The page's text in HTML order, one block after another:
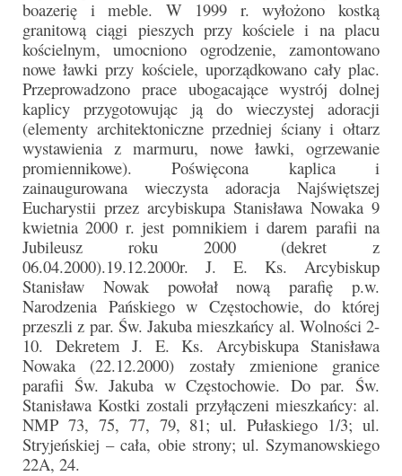
boazerię i meble. W 1999 r. wyłożono kostką
granitową ciągi pieszych przy kościele i na placu
kościelnym, umocniono ogrodzenie, zamontowano
nowe ławki przy kościele, uporządkowano cały plac.
Przeprowadzono prace ubogacające wystrój dolnej
kaplicy przygotowując ją do wieczystej adoracji
(elementy architektoniczne przedniej ściany i ołtarz
wystawienia z marmuru, nowe ławki, ogrzewanie
promiennikowe). Poświęcona kaplica i
zainaugurowana wieczysta adoracja Najświętszej
Eucharystii przez arcybiskupa Stanisława Nowaka 9
kwietnia 2000 r. jest pomnikiem i darem parafii na
Jubileusz roku 2000 (dekret z
06.04.2000).19.12.2000r. J. E. Ks. Arcybiskup
Stanisław Nowak powołał nową parafię p.w.
Narodzenia Pańskiego w Częstochowie, do której
przeszli z par. Św. Jakuba mieszkańcy al. Wolności 2-
10. Dekretem J. E. Ks. Arcybiskupa Stanisława
Nowaka (22.12.2000) zostały zmienione granice
parafii Św. Jakuba w Częstochowie. Do par. Św.
Stanisława Kostki zostali przyłączeni mieszkańcy: al.
NMP 73, 75, 77, 79, 81; ul. Pułaskiego 1/3; ul.
Stryjeńskiej – cała, obie strony; ul. Szymanowskiego
22A, 24.